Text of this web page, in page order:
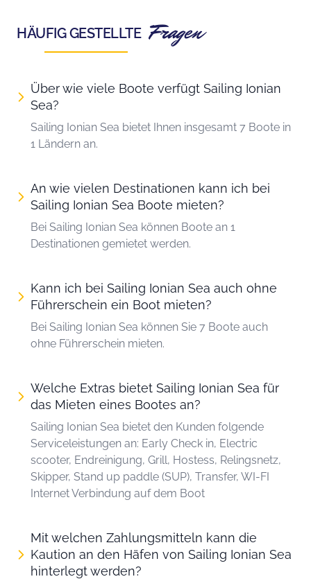
HÄUFIG GESTELLTE Fragen
Über wie viele Boote verfügt Sailing Ionian
Sea?
Sailing Ionian Sea bietet Ihnen insgesamt 7 Boote in
1 Ländern an.
An wie vielen Destinationen kann ich bei
Sailing Ionian Sea Boote mieten?
Bei Sailing Ionian Sea können Boote an 1
Destinationen gemietet werden.
Kann ich bei Sailing Ionian Sea auch ohne
Führerschein ein Boot mieten?
Bei Sailing Ionian Sea können Sie 7 Boote auch
ohne Führerschein mieten.
Welche Extras bietet Sailing Ionian Sea für
das Mieten eines Bootes an?
Sailing Ionian Sea bietet den Kunden folgende
Serviceleistungen an: Early Check in, Electric
scooter, Endreinigung, Grill, Hostess, Relingsnetz,
Skipper, Stand up paddle (SUP), Transfer, WI-FI
Internet Verbindung auf dem Boot
Mit welchen Zahlungsmitteln kann die
Kaution an den Häfen von Sailing Ionian Sea
hinterlegt werden?